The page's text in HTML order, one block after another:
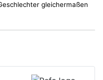
gleichermaßen